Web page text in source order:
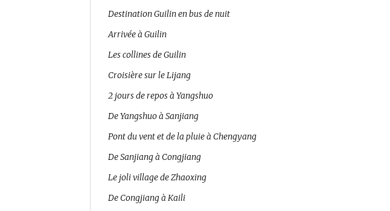
Destination Guilin en bus de nuit
Arrivée à Guilin
Les collines de Guilin
Croisière sur le Lijang
2 jours de repos à Yangshuo
De Yangshuo à Sanjiang
Pont du vent et de la pluie à Chengyang
De Sanjiang à Congjiang
Le joli village de Zhaoxing
De Congjiang à Kaili